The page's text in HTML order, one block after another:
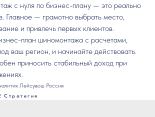
с нуля по бизнес-плану — это реально
Главное — грамотно выбрать место,
и привлечь первых клиентов.
план шиномонтажа с расчетами,
ваш регион, и начинайте действовать.
приносить стабильный доход при
Лейсувош Россия
Стратегия